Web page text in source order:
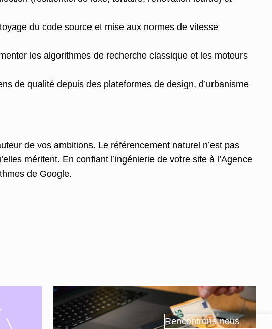
du code source et mise aux normes de vitesse
les algorithmes de recherche classique et les moteurs
de qualité depuis des plateformes de design, d’urbanisme
de vos ambitions. Le référencement naturel n’est pas
méritent. En confiant l’ingénierie de votre site à l’Agence
de Google.
Rencontrons-nous